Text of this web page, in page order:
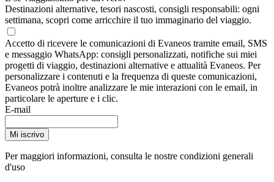
Destinazioni alternative, tesori nascosti, consigli responsabili: ogni
settimana, scopri come arricchire il tuo immaginario del viaggio.
Accetto di ricevere le comunicazioni di Evaneos tramite email, SMS
e messaggio WhatsApp: consigli personalizzati, notifiche sui miei
progetti di viaggio, destinazioni alternative e attualità Evaneos. Per
personalizzare i contenuti e la frequenza di queste comunicazioni,
Evaneos potrà inoltre analizzare le mie interazioni con le email, in
particolare le aperture e i clic.
E-mail
Mi iscrivo
Per maggiori informazioni, consulta le nostre condizioni generali
d'uso